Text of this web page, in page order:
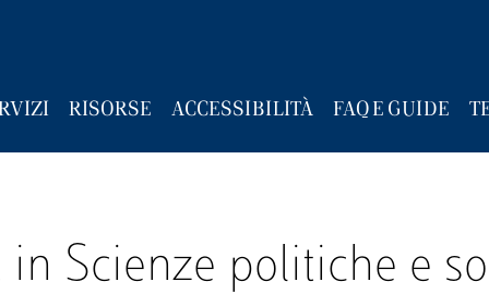
RISORSE ACCESSIBILITÀ FAQ E GUIDE
Scienze politiche e